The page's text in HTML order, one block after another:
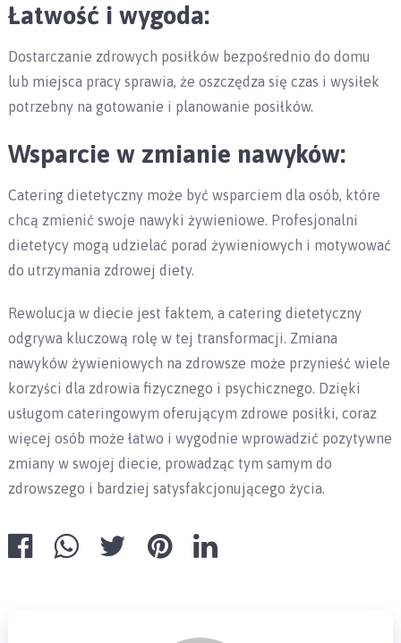
Łatwość i wygoda:
Dostarczanie zdrowych posiłków bezpośrednio do domu
lub miejsca pracy sprawia, że ​oszczędza się czas i wysiłek
potrzebny na gotowanie i planowanie posiłków.
Wsparcie w zmianie nawyków:
Catering dietetyczny może być wsparciem dla osób, które
chcą zmienić swoje nawyki żywieniowe. Profesjonalni
dietetycy mogą udzielać porad żywieniowych i motywować
do utrzymania zdrowej diety.
Rewolucja w diecie jest faktem, a catering dietetyczny
odgrywa kluczową rolę w tej transformacji. Zmiana
nawyków żywieniowych na zdrowsze może przynieść wiele
korzyści dla zdrowia fizycznego i psychicznego. Dzięki
usługom cateringowym oferującym zdrowe posiłki, coraz
więcej osób może łatwo i wygodnie wprowadzić pozytywne
zmiany w swojej diecie, prowadząc tym samym do
zdrowszego i bardziej satysfakcjonującego życia.